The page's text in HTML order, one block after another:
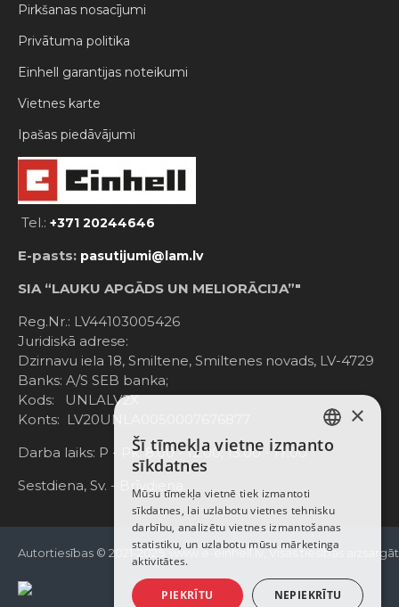
Pirkšanas nosacījumi
Privātuma politika
Einhell garantijas noteikumi
Vietnes karte
Ipašas piedāvājumi
Tel.: +371 20244646
E-pasts: pasutijumi@lam.lv
SIA “LAUKU APGĀDS UN MELIORĀCIJA”"
Reg.Nr.: LV44103005426
Juridiskā adrese:
Dzirnavu iela 18, Smiltene, Smiltenes novads, LV-4729
Banks: A/S SEB banka;
Kods: UNLALV2X
Konts: LV20UNLA0050007676877
Darba laiks: P - Pk. 8:00 - 12:00; 13:00 - 17:00
Sestdiena, Sv. - Brīvdiena
Autortiesības © 2021-2025, www.e-einhell.lv, Visas tiesības
LATVIAN
ENGLISH
×
Šī tīmekļa vietne izmanto
sīkdatnes
Mūsu tīmekļa vietnē tiek izmantoti
sīkdatnes, lai uzlabotu vietnes tehnisku
darbību, analizētu vietnes izmantošanas
statistiku, un uzlabotu mūsu mārketinga
aktivitātes.
PIEKRĪTU NEPIEKRĪTU